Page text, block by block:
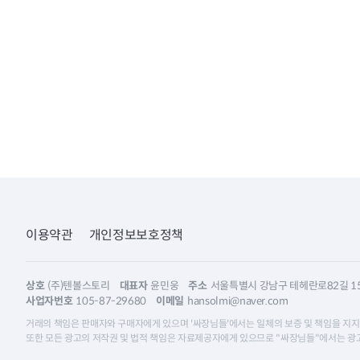
이용약관 개인정보보호정책
상호 (주)텐볼스토리 대표자 윤민웅 주소 서울특별시 강남구 테헤란로82길
사업자번호 105-87-29680 이메일 hansolmi@naver.com
거래의 책임은 판매자와 구매자에게 있으며 '싸장님들'에서는 일체의 보증 및 책임을 지
또한 모든 광고의 저작권 및 법적 책임은 자료제공자에게 있으므로 "싸장님들"에서는 광